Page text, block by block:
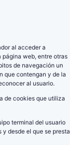
al acceder a
página web, entre otras
de navegación un
que contengan y de la
al usuario.
de cookies que utiliza
terminal del usuario
desde el que se presta